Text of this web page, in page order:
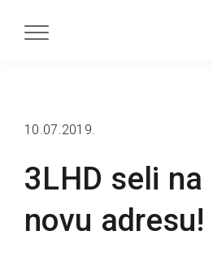
3LHD seli na
novu adresu!
10.07.2019.